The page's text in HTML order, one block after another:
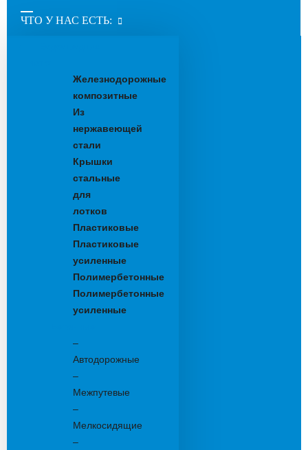
ЧТО У НАС ЕСТЬ:
Железнодорожные
композитные
Из
нержавеющей
стали
Крышки
стальные
для
лотков
Пластиковые
Пластиковые
усиленные
Полимербетонные
Полимербетонные
усиленные
–
Автодорожные
–
Межпутевые
–
Мелкосидящие
–